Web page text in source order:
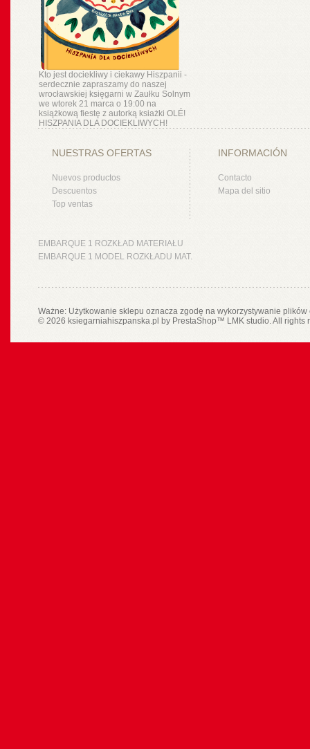
Kto jest dociekliwy i ciekawy Hiszpanii -
serdecznie zapraszamy do naszej
wrocławskiej księgarni w Zaułku Solnym
we wtorek 21 marca o 19:00 na
książkową fiestę z autorką ksiażki OLÉ!
HISZPANIA DLA DOCIEKLIWYCH!
NUESTRAS OFERTAS
Nuevos productos
Descuentos
Top ventas
INFORMACIÓN
Contacto
Mapa del sitio
EMBARQUE 1 ROZKŁAD MATERIAŁU
EMBARQUE 1 MODEL ROZKŁADU MAT.
Ważne: Użytkowanie sklepu oznacza zgodę na wykorzystywanie
© 2026 ksiegarniahiszpanska.pl by PrestaShop™ LMK studio. All rights